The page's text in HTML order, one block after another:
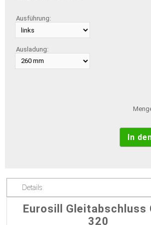
Ausführung:
Ausladung:
Details
Eurosill Gleitabschluss
320